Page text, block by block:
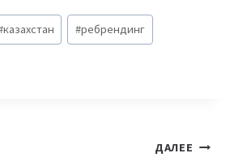
казахстан #ребрендинг
ДАЛЕЕ